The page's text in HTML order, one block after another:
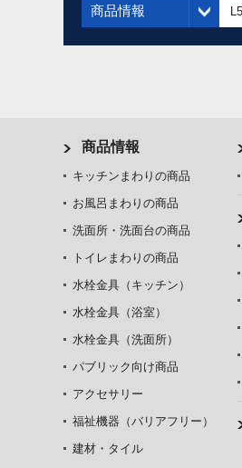
商品情報
商品情報
キッチンまわりの商品
お風呂まわりの商品
洗面所・洗面台の商品
トイレまわりの商品
水栓金具（キッチン）
水栓金具（浴室）
水栓金具（洗面所）
パブリック向け商品
アクセサリー
福祉機器（バリアフリー）
建材・タイル